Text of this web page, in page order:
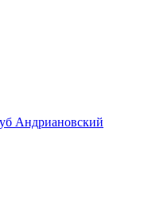
Андриановский